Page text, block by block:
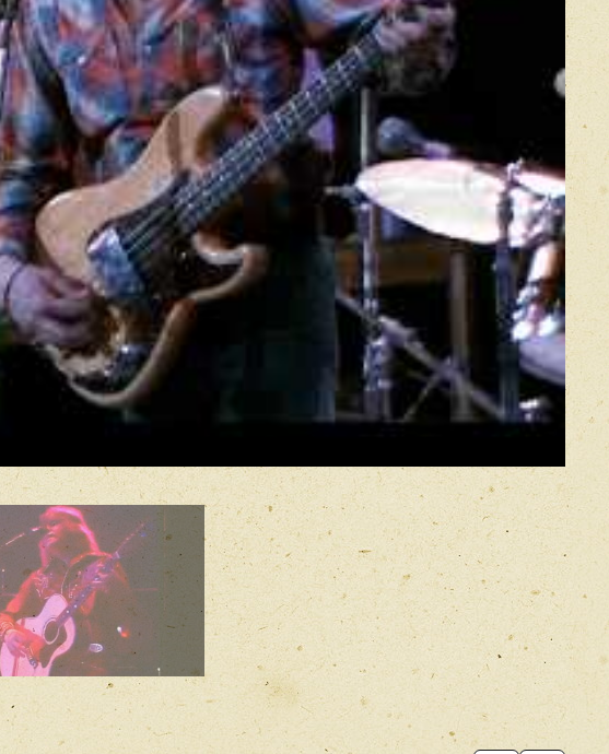
- A&E Network, Live By Request, 9/5/02)
(WHYY, The Grand, Wilmington, DE, 5/7/14)
(2 December 1977)
You Want
In The Park
'n' Me
Love
On My Mind
Really Know What Time It Is?
A Girl In Buchannon
Varèse
Me
On Uptown
Twice
Searchin' So Long”/“Mongonucleosis
6 To 4
Get You Into My Life